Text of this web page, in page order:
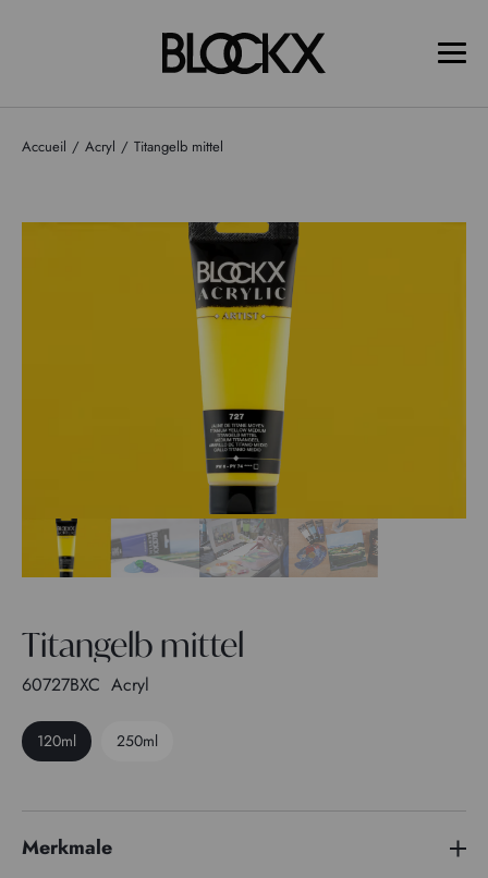
Accueil Acryl Titangelb mittel
Titangelb mittel
60727BXC Acryl
120ml 250ml
Merkmale